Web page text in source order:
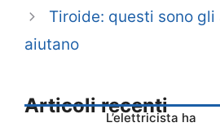
Tiroide: questi sono
aiutano
Articoli recenti
L’elettricista ha